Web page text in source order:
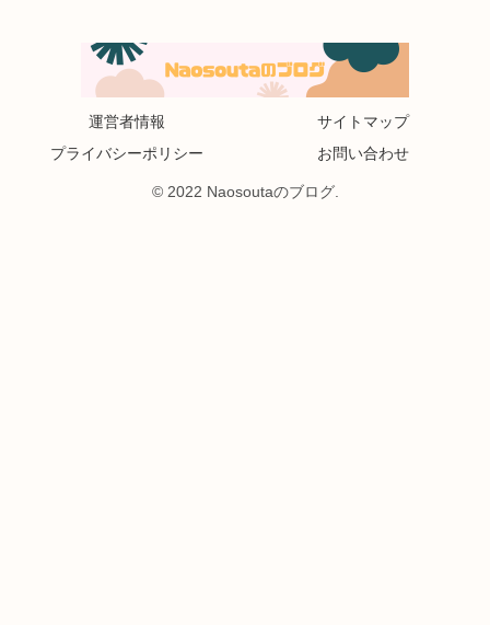
運営者情報
サイトマップ
プライバシーポリシー
お問い合わせ
© 2022 Naosoutaのブログ.